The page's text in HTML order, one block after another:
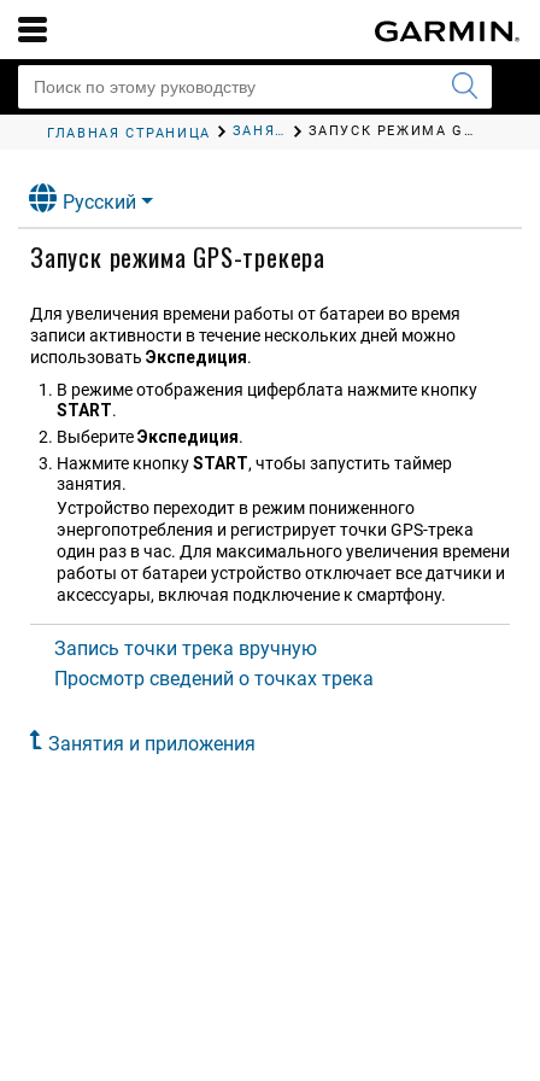
ГЛАВНАЯ СТРАНИЦА ЗАНЯТИЯ И ПРИЛОЖЕНИЯ ЗАПУСК РЕЖИМА GPS-ТРЕКЕРА
Русский
Запуск режима GPS-трекера
Для увеличения времени работы от батареи во время
записи активности в течение нескольких дней можно
использовать Экспедиция.
В режиме отображения циферблата нажмите кнопку
START.
ВыберитеЭкспедиция.
Нажмите кнопкуSTART, чтобы запустить таймер
занятия.
Устройство переходит в режим пониженного
энергопотребления и регистрирует точки GPS-трека
один раз в час. Для максимального увеличения времени
работы от батареи устройство отключает все датчики и
аксессуары, включая подключение к смартфону.
Запись точки трека вручную
Просмотр сведений о точках трека
Занятия и приложения